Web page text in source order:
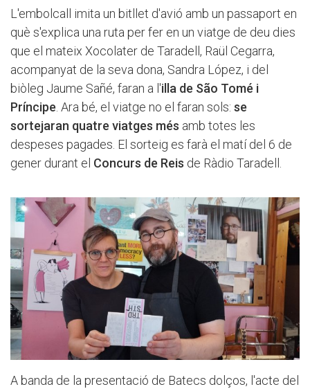
L'embolcall imita un bitllet d'avió amb un passaport en
què s'explica una ruta per fer en un viatge de deu dies
que el mateix Xocolater de Taradell, Raül Cegarra,
acompanyat de la seva dona, Sandra López, i del
biòleg Jaume Sañé, faran a l'illa de São Tomé i
Príncipe . Ara bé, el viatge no el faran sols: se
sortejaran quatre viatges més amb totes les
despeses pagades. El sorteig es farà el matí del 6 de
gener durant el Concurs de Reis de Ràdio Taradell.
A banda de la presentació de Batecs dolços, l'acte del